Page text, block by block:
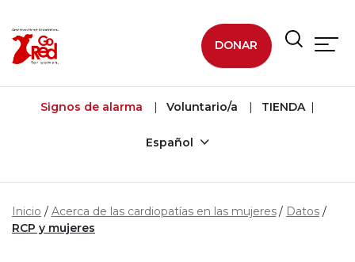
DONAR
Signos de alarma Voluntario/a TIENDA
Español
Inicio Acerca de las cardiopatías en las mujeres
Datos
RCP y mujeres